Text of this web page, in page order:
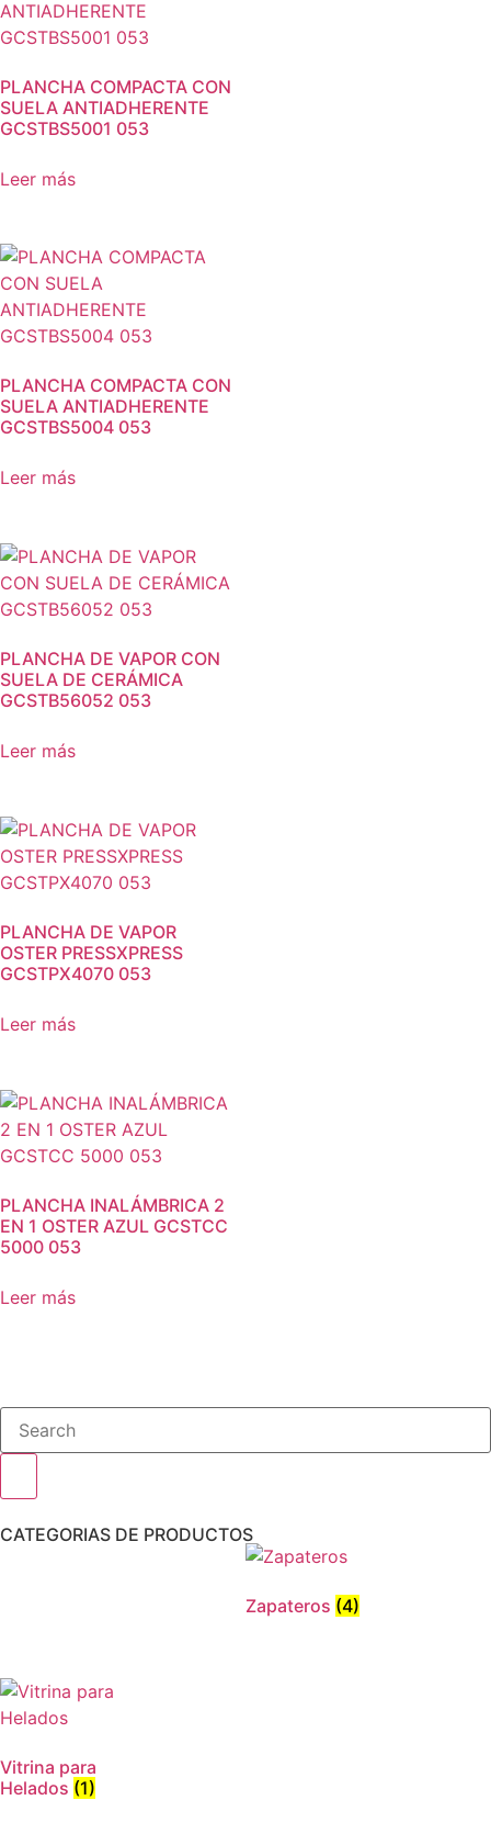
PLANCHA COMPACTA CON
SUELA ANTIADHERENTE
GCSTBS5001 053
Leer más
PLANCHA COMPACTA CON
SUELA ANTIADHERENTE
GCSTBS5004 053
Leer más
PLANCHA DE VAPOR CON
SUELA DE CERÁMICA
GCSTB56052 053
Leer más
PLANCHA DE VAPOR
OSTER PRESSXPRESS
GCSTPX4070 053
Leer más
PLANCHA INALÁMBRICA 2
EN 1 OSTER AZUL GCSTCC
5000 053
Leer más
CATEGORIAS DE PRODUCTOS
Zapateros (4)
Vitrina para
Helados (1)